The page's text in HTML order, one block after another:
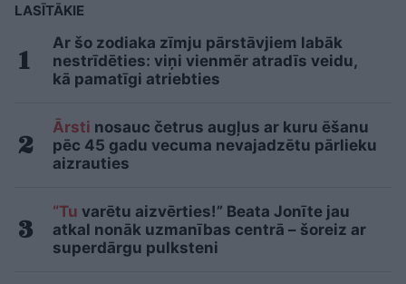
LASĪTĀKIE
Ar šo zodiaka zīmju pārstāvjiem labāk
nestrīdēties: viņi vienmēr atradīs veidu,
kā pamatīgi atriebties
Ārsti nosauc četrus augļus ar kuru ēšanu
pēc 45 gadu vecuma nevajadzētu pārlieku
aizrauties
“Tu varētu aizvērties!” Beata Jonīte jau
atkal nonāk uzmanības centrā – šoreiz ar
superdārgu pulksteni